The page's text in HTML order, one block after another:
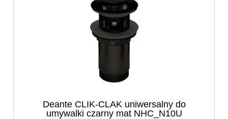
Deante CLIK-CLAK uniwersalny do
umywalki czarny mat NHC_N10U